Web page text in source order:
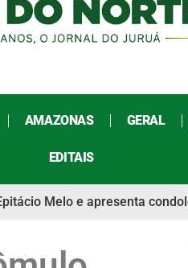
AMAZONAS GERAL
EDITAIS
Melo e apresenta